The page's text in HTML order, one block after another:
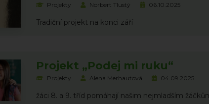
Projekty Norbert Tlustý 06.10.2025
Tradiční projekt na konci září
Projekt „Podej mi ruku“
Projekty Alena Merhautová 04.09.2025
žáci 8. a 9. tříd pomáhají našim nejmladším